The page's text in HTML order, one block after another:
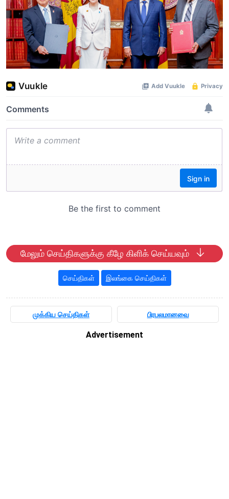
மேலும் செய்திகளுக்கு கீழே கிளிக் செய்யவும்
செய்திகள் இலங்கை செய்திகள்
முக்கிய செய்திகள் பிரபலமானவை
Advertisement